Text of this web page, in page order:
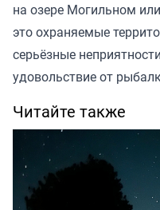
на озере Могильном
это охраняемые
серьёзные
удовольствие от
Читайте также